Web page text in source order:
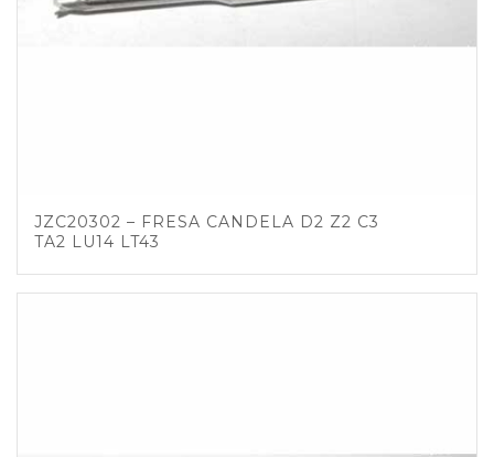
JZC20302 – FRESA CANDELA D2 Z2 C3
TA2 LU14 LT43